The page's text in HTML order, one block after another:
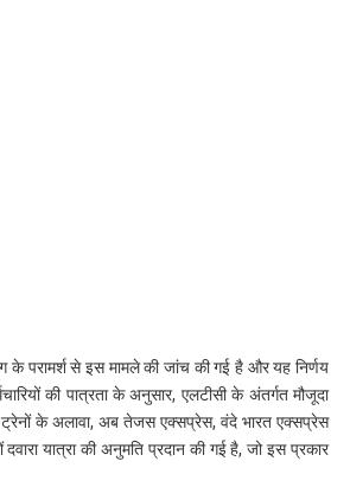
के परामर्श से इस मामले की जांच की गई है और यह निर्णय
की पात्रता के अनुसार, एलटीसी के अंतर्गत मौजूदा
ट्रेनों के अलावा, अब तेजस एक्सप्रेस, वंदे भारत एक्सप्रेस
यात्रा की अनुमति प्रदान की गई है, जो इस प्रकार